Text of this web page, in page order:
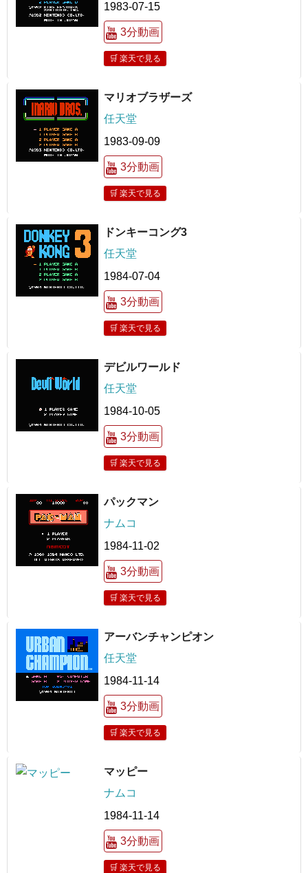
1983-07-15
3分動画
🛒 楽天で見る
マリオブラザーズ
任天堂
1983-09-09
3分動画
🛒 楽天で見る
ドンキーコング3
任天堂
1984-07-04
3分動画
🛒 楽天で見る
デビルワールド
任天堂
1984-10-05
3分動画
🛒 楽天で見る
パックマン
ナムコ
1984-11-02
3分動画
🛒 楽天で見る
アーバンチャンピオン
任天堂
1984-11-14
3分動画
🛒 楽天で見る
マッピー
ナムコ
1984-11-14
3分動画
🛒 楽天で見る